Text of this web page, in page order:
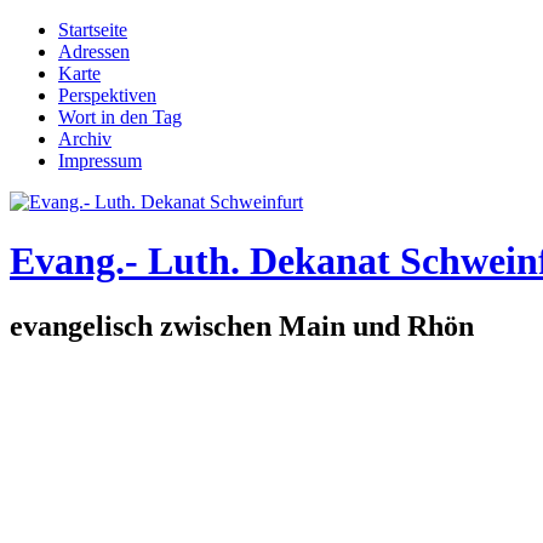
Direkt zum Inhalt
Hauptmenü
Startseite
Adressen
Karte
Perspektiven
Wort in den Tag
Archiv
Impressum
Evang.- Luth. Dekanat
evangelisch zwischen Main und Rhön